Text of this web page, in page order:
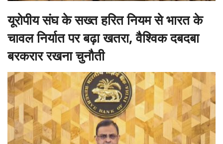
यूरोपीय संघ के सख्त हरित नियम से भारत के
चावल निर्यात पर बढ़ा खतरा, वैश्विक दबदबा
बरकरार रखना चुनौती